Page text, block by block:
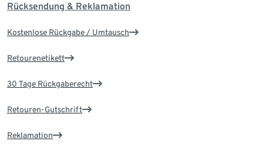
Rücksendung & Reklamation
Kostenlose Rückgabe / Umtausch
Retourenetikett
30 Tage Rückgaberecht
Retouren-Gutschrift
Reklamation